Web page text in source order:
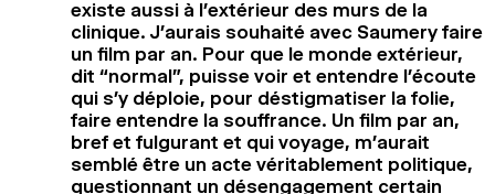
existe aussi à l’extérieur des murs de la
clinique. J’aurais souhaité avec Saumery faire
un film par an. Pour que le monde extérieur,
dit “normal”, puisse voir et entendre l’écoute
qui s’y déploie, pour déstigmatiser la folie,
faire entendre la souffrance. Un film par an,
bref et fulgurant et qui voyage, m’aurait
semblé être un acte véritablement politique,
questionnant un désengagement certain